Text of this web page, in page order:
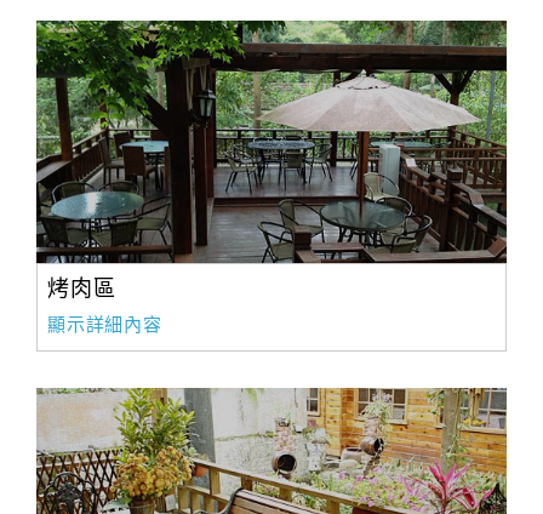
烤肉區
顯示詳細內容